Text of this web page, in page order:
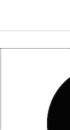
Sidebar